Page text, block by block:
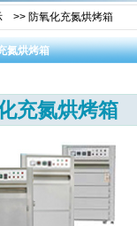
>> 防氧化充氮烘烤箱
氮烘烤箱
充氮烘烤箱